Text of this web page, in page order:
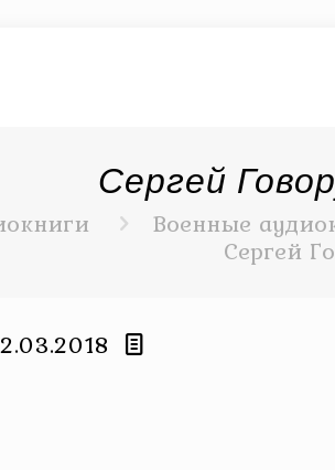
Сергей
Военные
Сергей